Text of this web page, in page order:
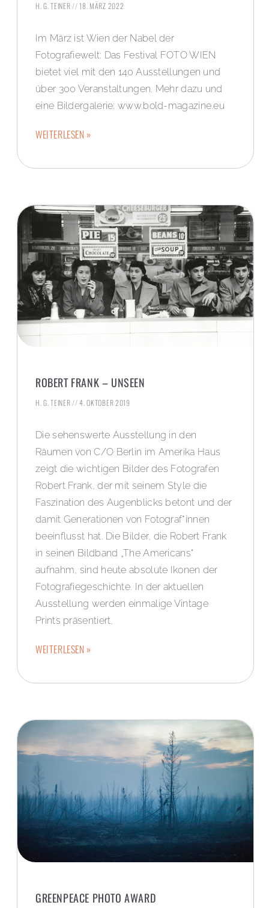
H. G. TEINER 18. MÄRZ 2022
Im März ist Wien der Nabel der
Fotografiewelt: Das Festival FOTO WIEN
bietet viel mit den 140 Ausstellungen und
über 300 Veranstaltungen. Mehr dazu und
eine Bildergalerie: www.bold-magazine.eu
WEITERLESEN »
ROBERT FRANK – UNSEEN
H. G. TEINER 4. OKTOBER 2019
Die sehenswerte Ausstellung in den
Räumen von C/O Berlin im Amerika Haus
zeigt die wichtigen Bilder des Fotografen
Robert Frank, der mit seinem Style die
Faszination des Augenblicks betont und der
damit Generationen von Fotograf*innen
beeinflusst hat. Die Bilder, die Robert Frank
in seinen Bildband „The Americans“
aufnahm, sind heute absolute Ikonen der
Fotografiegeschichte. In der aktuellen
Ausstellung werden einmalige Vintage
Prints präsentiert,
WEITERLESEN »
GREENPEACE PHOTO AWARD